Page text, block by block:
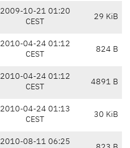
2009-10-21 01:20
CEST
29 KiB
2010-04-24 01:12
CEST
824 B
2010-04-24 01:12
CEST
4891 B
2010-04-24 01:13
CEST
30 KiB
2010-08-11 06:25